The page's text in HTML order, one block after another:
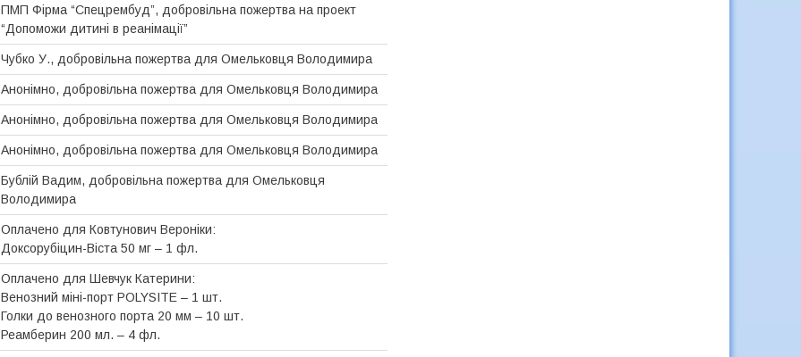
ПМП Фірма “Спецрембуд”, добровільна пожертва на проект
“Допоможи дитині в реанімації”
Чубко У., добровільна пожертва для Омельковця Володимира
Анонімно, добровiльна пожертва для Омельковця Володимира
Анонімно, добровiльна пожертва для Омельковця Володимира
Анонімно, добровiльна пожертва для Омельковця Володимира
Бублій Вадим, добровiльна пожертва для Омельковця
Володимира
Оплачено для Ковтунович Вероніки:
Доксорубіцин-Віста 50 мг – 1 фл.
Оплачено для Шевчук Катерини:
Венозний міні-порт POLYSITE – 1 шт.
Голки до венозного порта 20 мм – 10 шт.
Реамберин 200 мл. – 4 фл.